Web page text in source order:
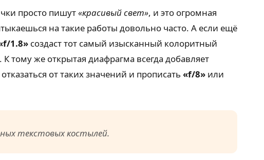
просто пишут«красивый свет», и это огромная
на такие работы довольно часто. А если ещё
1.8» создаст тот самый изысканный колоритный
тому же открытая диафрагма всегда добавляет
от таких значений и прописать «f/8» или
текстовых костылей.